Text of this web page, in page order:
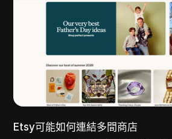
Etsy可能如何連結多間商店